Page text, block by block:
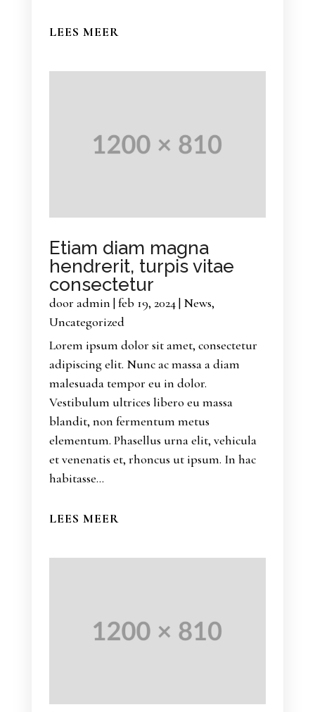
LEES MEER
Etiam diam magna
hendrerit, turpis vitae
consectetur
door admin |feb 19, 2024| News,
Uncategorized
Lorem ipsum dolor sit amet, consectetur
adipiscing elit. Nunc ac massa a diam
malesuada tempor eu in dolor.
Vestibulum ultrices libero eu massa
blandit, non fermentum metus
elementum. Phasellus urna elit, vehicula
et venenatis et, rhoncus ut ipsum. In hac
habitasse...
LEES MEER